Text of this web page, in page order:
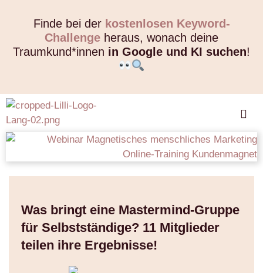
Finde bei der kostenlosen Keyword-
Challenge heraus, wonach deine
Traumkund*innen in Google und KI suchen!
Was bringt eine Mastermind-Gruppe
für Selbstständige? 11 Mitglieder
teilen ihre Ergebnisse!